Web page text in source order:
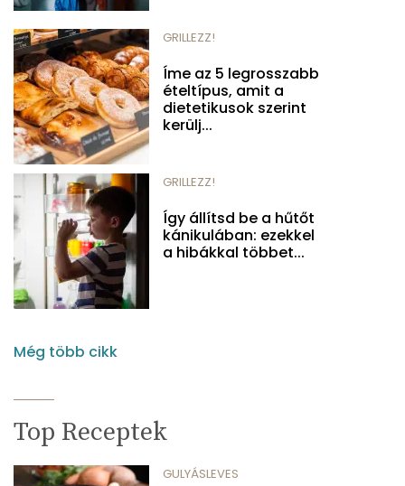
GRILLEZZ!
Íme az 5 legrosszabb
ételtípus, amit a
dietetikusok szerint
kerülj...
GRILLEZZ!
Így állítsd be a hűtőt
kánikulában: ezekkel
a hibákkal többet...
Még több cikk
Top Receptek
GULYÁSLEVES